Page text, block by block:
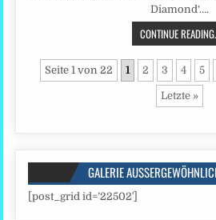
Diamond‘….
CONTINUE
Seite 1 von 22 1 2 3 4 5
Letzte »
GALERIE
[post_grid id=’22502′]